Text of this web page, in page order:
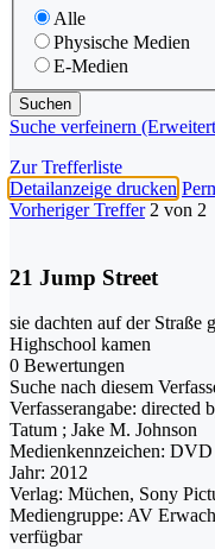
Alle
Physische Medien
E-Medien
Suche verfeinern
Zur Trefferliste
Detailanzeige drucken
Vorheriger Treffer 2 von 2
21 Jump Street
sie dachten auf der Straße
Highschool kamen
0 Bewertungen
Suche nach diesem
Verfasserangabe: directed
Tatum ; Jake M. Johnson
Medienkennzeichen: DVD
Jahr: 2012
Verlag: Müchen, Sony
Mediengruppe: AV
verfügbar